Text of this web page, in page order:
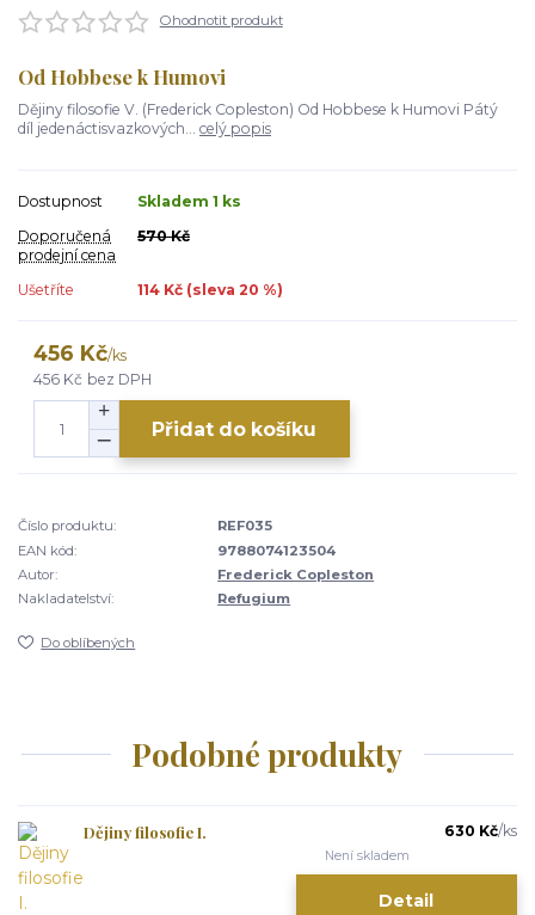
Ohodnotit produkt
Od Hobbese k Humovi
Dějiny filosofie V. (Frederick Copleston) Od Hobbese k Humovi Pátý
díl jedenáctisvazkových... celý popis
Dostupnost
Skladem 1 ks
Doporučená
prodejní cena
570 Kč
Ušetříte 114 Kč (sleva 20 %)
456 Kč/ks
456 Kč bez DPH
Přidat do košíku
Číslo produktu:
REF035
EAN kód:
9788074123504
Autor:
Frederick Copleston
Nakladatelství:
Refugium
Do oblíbených
Podobné produkty
Dějiny filosofie I. 630 Kč/ks
Není skladem
Detail